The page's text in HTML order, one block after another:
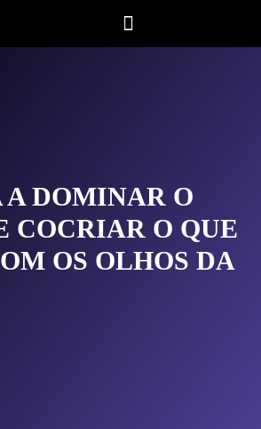
A DOMINAR O
COCRIAR O QUE
OS OLHOS DA